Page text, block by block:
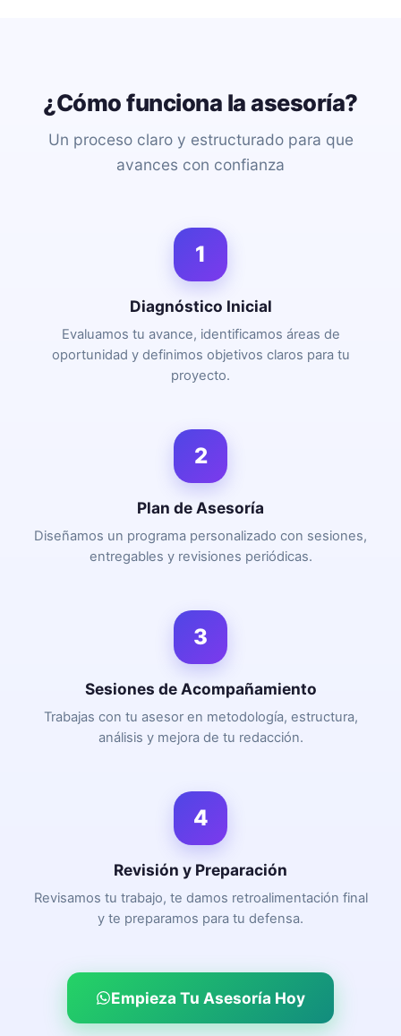
¿Cómo funciona la asesoría?
Un proceso claro y estructurado para que
avances con confianza
1
Diagnóstico Inicial
Evaluamos tu avance, identificamos áreas de
oportunidad y definimos objetivos claros para tu
proyecto.
2
Plan de Asesoría
Diseñamos un programa personalizado con sesiones,
entregables y revisiones periódicas.
3
Sesiones de Acompañamiento
Trabajas con tu asesor en metodología, estructura,
análisis y mejora de tu redacción.
4
Revisión y Preparación
Revisamos tu trabajo, te damos retroalimentación final
y te preparamos para tu defensa.
Empieza Tu Asesoría Hoy